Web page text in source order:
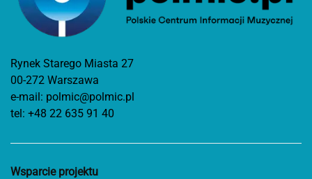
Rynek Starego Miasta 27
00-272 Warszawa
e-mail: polmic@polmic.pl
tel: +48 22 635 91 40
Wsparcie projektu